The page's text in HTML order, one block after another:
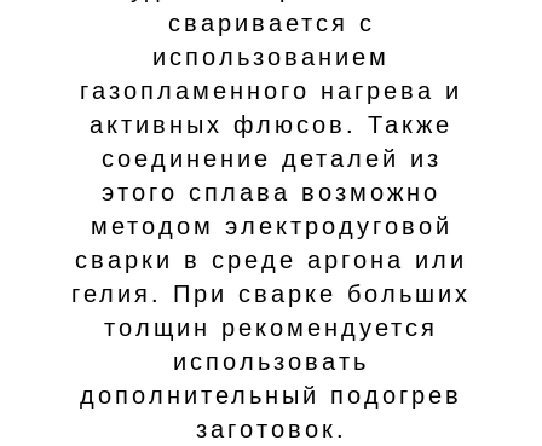
сваривается с
использованием
газопламенного нагрева и
активных флюсов. Также
соединение деталей из
этого сплава возможно
методом электродуговой
сварки в среде аргона или
гелия. При сварке больших
толщин рекомендуется
использовать
дополнительный подогрев
заготовок.